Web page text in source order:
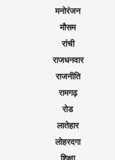
मनोरंजन
मौसम
रांची
राजधनवार
राजनीति
रामगढ़
रोड
लातेहार
लोहरदगा